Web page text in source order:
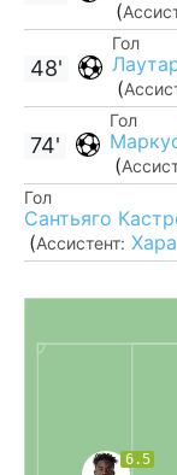
(
Гол
(
48'
Гол
(
74'
Гол
Сантьяго
(Ассистент:
6.5